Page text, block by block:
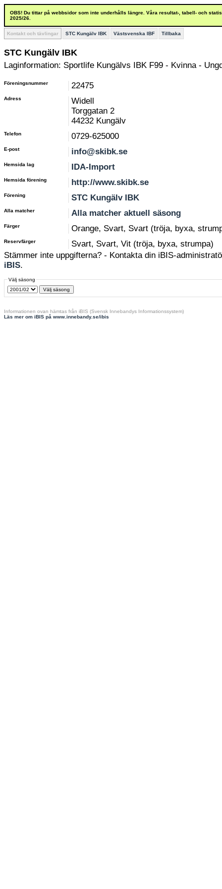
OBS! Du tittar på webbsidor som inte underhålls längre. Våra resultat-, tabell- och
2025/26.
Kontakt och tävlingar STC Kungälv IBK Västsvenska IBF Tillbaka
STC Kungälv IBK
Laginformation: Sportlife Kungälvs IBK F99 - Kvinna -
Föreningsnummer 22475
Adress
Widell
Torggatan 2
44232 Kungälv
Telefon 0729-625000
E-post info@skibk.se
Hemsida lag IDA-Import
Hemsida förening http://www.skibk.se
Förening STC Kungälv IBK
Alla matcher Alla matcher aktuell säsong
Färger Orange, Svart, Svart (tröja, byxa,
Reservfärger
Svart, Svart, Vit (tröja, byxa, strumpa)
Stämmer inte uppgifterna? - Kontakta din iBIS-
iBIS.
Välj säsong
Informationen ovan hämtas från iBIS (Svensk Innebandys Informationssystem)
Läs mer om iBIS på www.innebandy.se/ibis